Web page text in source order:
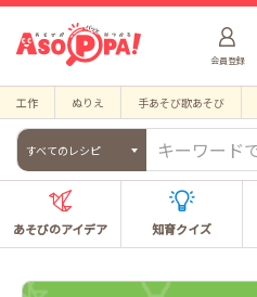
会員登録
工作 ぬりえ 手あそび歌あそび
すべてのレシピ
あそびのアイデア 知育クイズ